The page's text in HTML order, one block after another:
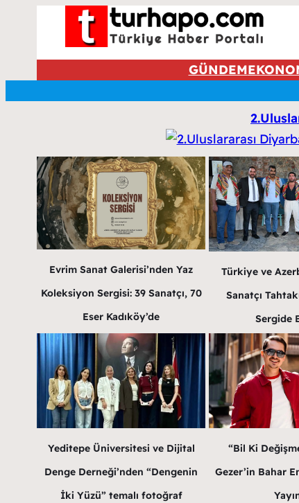
GÜNDEM
Evrim Sanat Galerisi’nden Yaz
Koleksiyon Sergisi: 39 Sanatçı, 70
Eser Kadıköy’de
Türkiye ve
Sanatçı
Sergide
Yeditepe Üniversitesi ve Dijital
Denge Derneği’nden “Dengenin
İki Yüzü” temalı fotoğraf
“Bil Ki
Gezer’in Bahar